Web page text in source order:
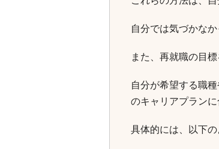
自分では気づかな
また、再就職の目
自分が希望する職
のキャリアプラン
具体的には、以下の